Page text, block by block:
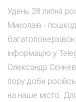
Удень 28 липня
Миколаїв -
інформацію у
Олександр
пору доби
на наше місто. Для